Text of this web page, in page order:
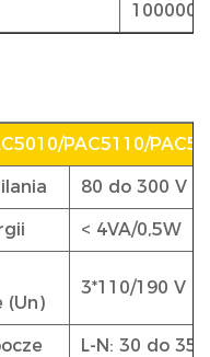
PAC5110/
80 do 300 V
< 4VA/0,5W
(Un)
3*110/190 V
L-N: 30 do